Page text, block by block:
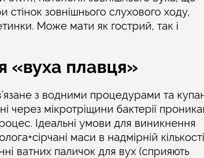
зовнішнього слухового ходу,
Може мати як гострий, так і
«вуха плавця»
з водними процедурами та
через мікротріщини бактерії
Ідеальні умови для виникнення
маси в надмірній
ватних паличок для вух (сприяють